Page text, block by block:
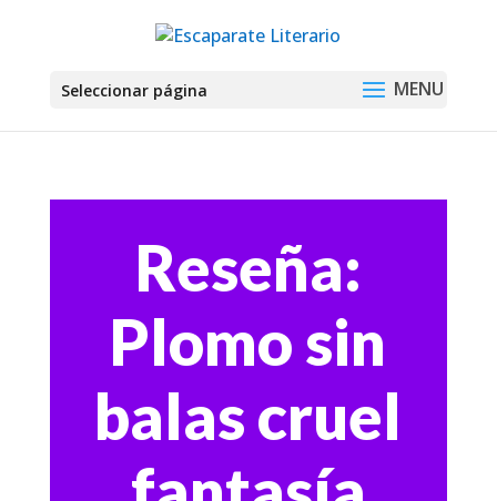
Seleccionar página
Reseña:
Plomo sin
balas cruel